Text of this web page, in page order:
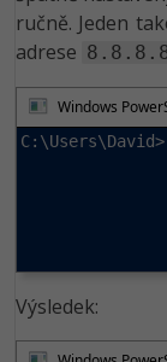
ručně. Jeden
adrese
Windows
Výsledek: